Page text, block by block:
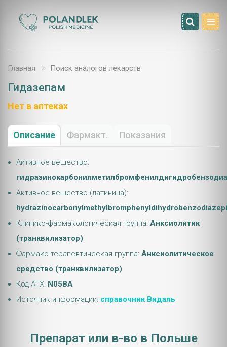
Главная Поиск аналогов лекарств
Гидазепам
Нет в аптеках
Описание Фармакт. Показания
Активное вещество:
Активное вещество (латиница):
Клинико-фармакологическая группа: Анксиолитик
(транквилизатор)
Фармако-терапевтическая группа: Анксиолитическое
средство (транквилизатор)
Код АТХ: N05BA
Источник информации: справочник Видаль
Препарат или в-во в Польше